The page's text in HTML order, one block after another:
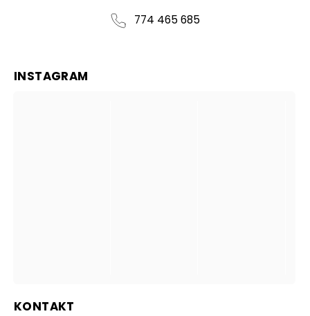
774 465 685
KONTAKT
INSTAGRAM